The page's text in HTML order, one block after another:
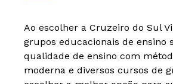
Ao escolher a Cruzeiro do Sul
grupos educacionais de ensino
qualidade de ensino com
moderna e diversos cursos de